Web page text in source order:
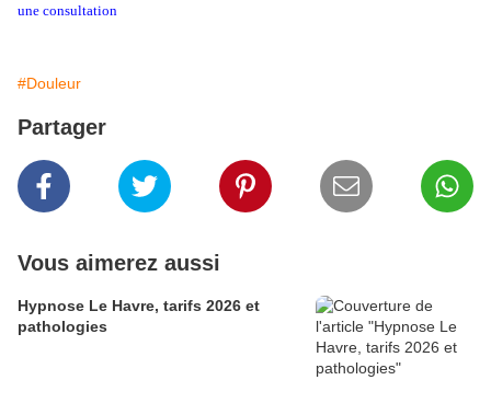
une consultation
#Douleur
Partager
Vous aimerez aussi
Hypnose Le Havre, tarifs 2026 et
pathologies